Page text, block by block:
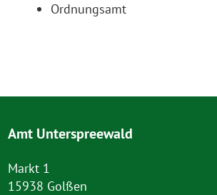
Ordnungsamt
Amt Unterspreewald
Markt 1
15938 Golßen